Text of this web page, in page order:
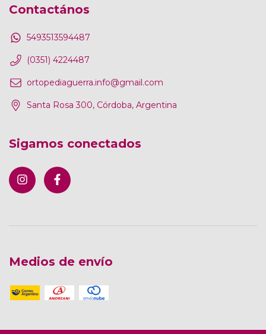
Contactános
5493513594487
(0351) 4224487
ortopediaguerra.info@gmail.com
Santa Rosa 300, Córdoba, Argentina
Sigamos conectados
Medios de envío